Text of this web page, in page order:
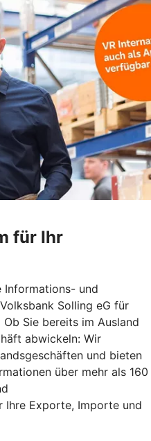
für Ihr
Informations- und
Solling eG für
Sie bereits im Ausland
abwickeln: Wir
und bieten
über mehr als 160
Ihre Exporte, Importe und